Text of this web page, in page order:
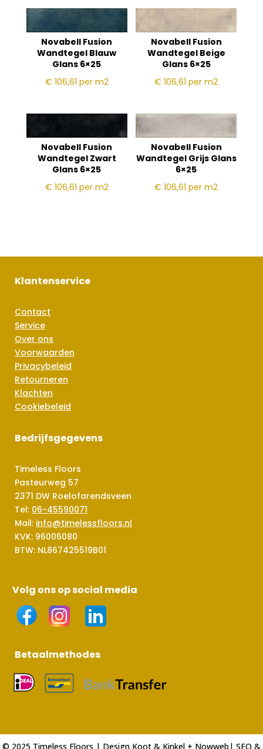
Novabell Fusion
Wandtegel Blauw
Glans 6×25
€ 106,61 per m2
Novabell Fusion
Wandtegel Beige
Glans 6×25
€ 106,61per m2
Novabell Fusion
Wandtegel Zwart
Glans 6×25
€ 106,61 per m2
Novabell Fusion
Wandtegel Grijs Glans
6×25
€ 106,61per m2
Klantenservice
Contact
Service
Over ons
Voorwaarden
Privacybeleid
Retourneren
Klachten
Cookiebeleid
Bedrijfsgegevens
Timeless Floors
Pasteurweg 57
2371 DW Roelofarendsveen
Tel: 06-45590071
Mail: info@timelessfloors.nl
KVK: 96006080
BTW: NL867425519B01
Volg ons op social media
Betaalmethodes
© 2025 Timeless Floors | Design Koot & Kinkel + Nowweb | SEO &